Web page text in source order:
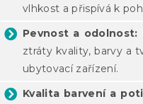
vlhkost a přispívá k
Pevnost a odolnost:
ztráty kvality, barvy a
ubytovací zařízení.
Kvalita barvení a